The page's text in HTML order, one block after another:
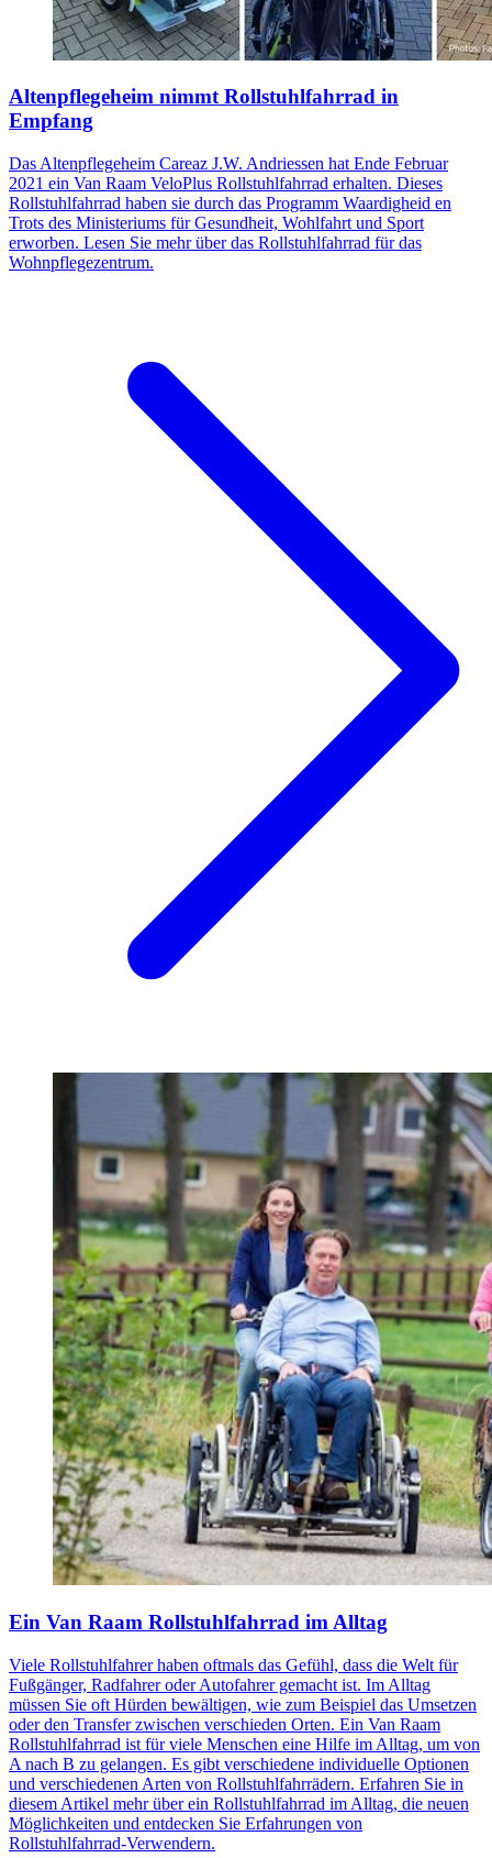
Altenpflegeheim nimmt Rollstuhlfahrrad in
Empfang
Das Altenpflegeheim Careaz J.W. Andriessen hat Ende Februar
2021 ein Van Raam VeloPlus Rollstuhlfahrrad erhalten. Dieses
Rollstuhlfahrrad haben sie durch das Programm Waardigheid en
Trots des Ministeriums für Gesundheit, Wohlfahrt und Sport
erworben. Lesen Sie mehr über das Rollstuhlfahrrad für das
Wohnpflegezentrum.
Ein Van Raam Rollstuhlfahrrad im Alltag
Viele Rollstuhlfahrer haben oftmals das Gefühl, dass die Welt für
Fußgänger, Radfahrer oder Autofahrer gemacht ist. Im Alltag
müssen Sie oft Hürden bewältigen, wie zum Beispiel das Umsetzen
oder den Transfer zwischen verschieden Orten. Ein Van Raam
Rollstuhlfahrrad ist für viele Menschen eine Hilfe im Alltag, um von
A nach B zu gelangen. Es gibt verschiedene individuelle Optionen
und verschiedenen Arten von Rollstuhlfahrrädern. Erfahren Sie in
diesem Artikel mehr über ein Rollstuhlfahrrad im Alltag, die neuen
Möglichkeiten und entdecken Sie Erfahrungen von
Rollstuhlfahrrad-Verwendern.